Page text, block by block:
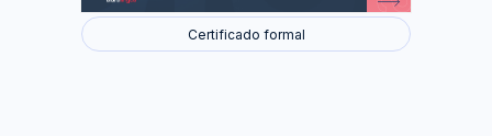
Certificado formal